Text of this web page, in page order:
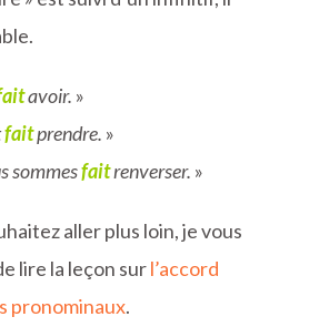
avoir. »
faitprendre. »
sommesfaitrenverser. »
aller plus loin, je vous
lire la leçon surl’accord
pronominaux.